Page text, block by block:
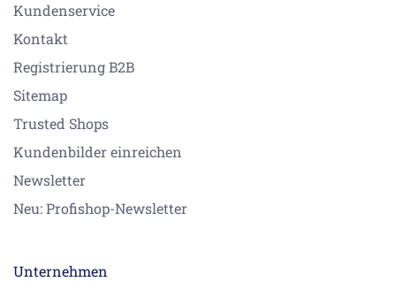
Kundenservice
Kontakt
Registrierung B2B
Sitemap
Trusted Shops
Kundenbilder einreichen
Newsletter
Neu: Profishop-Newsletter
Unternehmen